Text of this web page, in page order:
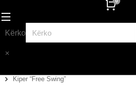
Kërko
×
You are here:
Kiper “Free Swing”